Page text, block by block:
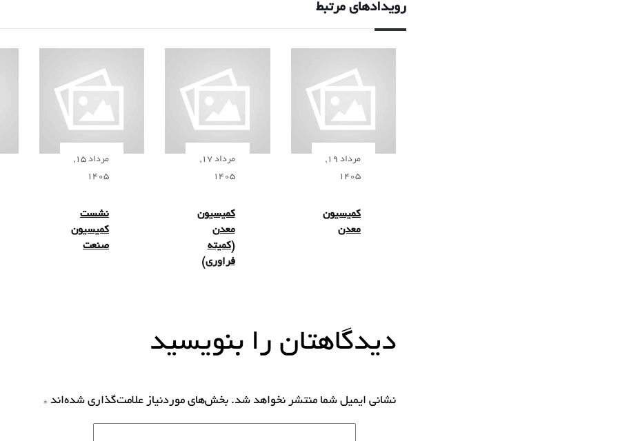
رویدادهای مرتبط
مرداد 19,
1405
کمیسیون
معدن
مرداد 17,
1405
کمیسیون
معدن
(کمیته
فراوری)
مرداد 15,
1405
نشست
کمیسیون
صنعت
دیدگاهتان را بنویسید
نشانی ایمیل شما منتشر نخواهد شد. بخش‌های موردنیاز علامت‌گذاری شده‌اند *